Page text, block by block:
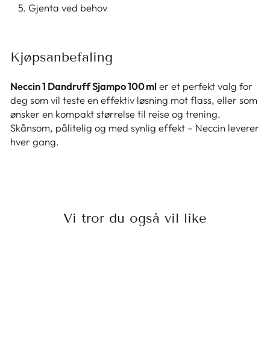
Gjenta ved behov
Kjøpsanbefaling
Neccin 1 Dandruff Sjampo 100 mler et perfekt valg for
deg som vil teste en effektiv løsning mot flass, eller som
ønsker en kompakt størrelse til reise og trening.
Skånsom, pålitelig og med synlig effekt – Neccin leverer
hver gang.
Vi tror du også vil like